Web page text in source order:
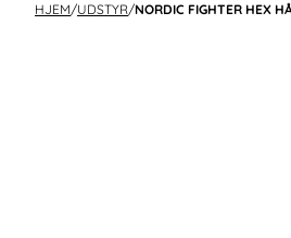
HJEM/UDSTYR/NORDIC FIGHTER HEX